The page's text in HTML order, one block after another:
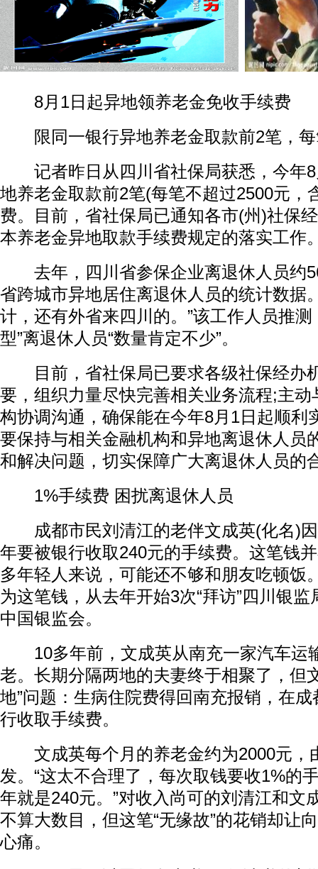
8月1日起异地领养老金免收手续费
限同一银行异地养老金取款前2笔，每
记者昨日从四川省社保局获悉，今年8
地养老金取款前2笔(每笔不超过2500元，
费。目前，省社保局已通知各市(州)社保
本养老金异地取款手续费规定的落实工作
去年，四川省参保企业离退休人员约
省跨城市异地居住离退休人员的统计数据
计，还有外省来四川的。”该工作人员推测
型”离退休人员“数量肯定不少”。
目前，省社保局已要求各级社保经办
要，组织力量尽快完善相关业务流程;主
构协调沟通，确保能在今年8月1日起顺利
要保持与相关金融机构和异地离退休人员
和解决问题，切实保障广大离退休人员的
1%手续费 困扰离退休人员
成都市民刘清江的老伴文成英(化名)因
年要被银行收取240元的手续费。这笔钱
多年轻人来说，可能还不够和朋友吃顿饭
为这笔钱，从去年开始3次“拜访”四川银
中国银监会。
10多年前，文成英从南充一家汽车运
老。长期分隔两地的夫妻终于相聚了，但
地”问题：生病住院费得回南充报销，在
行收取手续费。
文成英每个月的养老金约为2000元，
发。“这太不合理了，每次取钱要收1%的
年就是240元。”对收入尚可的刘清江和文
不算大数目，但这笔“无缘故”的花销却让
心痛。